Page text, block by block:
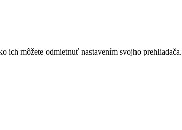
ich môžete odmietnuť nastavením svojho prehliadača.